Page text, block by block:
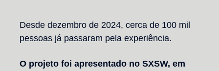
Desde dezembro de 2024, cerca de 100 mil
pessoas já passaram pela experiência.
O projeto foi apresentado no SXSW, em